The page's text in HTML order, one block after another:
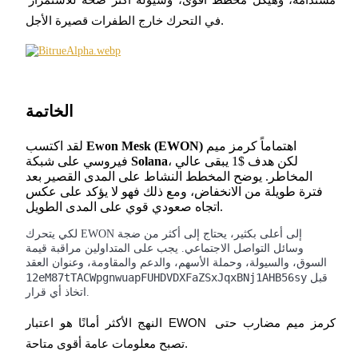
USDT New User Exclusive 10% APR
USDT Flexible Staking | Daily Rewards
BTC New User Exclusive: 6.5% APR
BTC Flexible Staking | Daily Rewards
اربح الجوائز والمكافآت الحصرية
في التحرك خارج الطفرات قصيرة الأجل.
الخاتمة
Ewon Mesk (EWON)
Solana، لكن هدف $1 يبقى عالي
المخاطر. يوضح المخطط النشاط على المدى القصير بعد
فترة طويلة من الانخفاض، ومع ذلك فهو لا يؤكد على عكس
اتجاه صعودي قوي على المدى الطويل.
لكي يتحرك EWON إلى أعلى بكثير، يحتاج إلى أكثر من ضجة
وسائل التواصل الاجتماعي. يجب على المتداولين مراقبة قيمة
السوق، والسيولة، وحملة الأسهم، والدعم والمقاومة، وعنوان العقد
12eM87tTACWpgnwuapFUHDVDXFaZSxJqxBNj1AHB56sy
اتخاذ أي قرار.
النهج الأكثر أمانًا هو اعتبار EWON كرمز ميم مضارب حتى
تصبح معلومات عامة أقوى متاحة.